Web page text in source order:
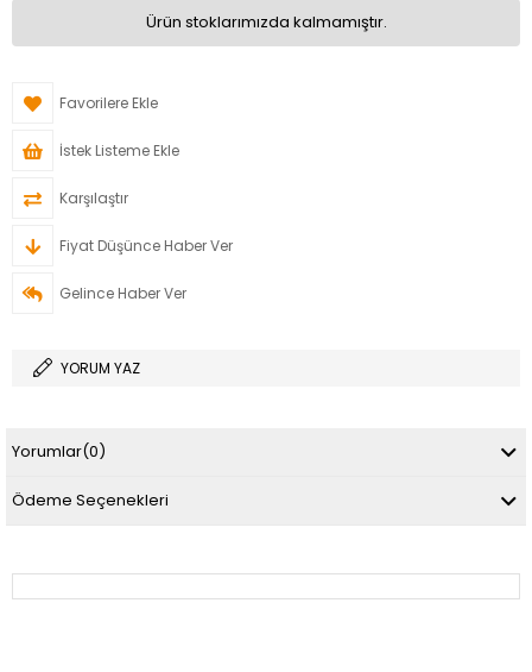
Ürün stoklarımızda kalmamıştır.
Favorilere Ekle
İstek Listeme Ekle
Karşılaştır
Fiyat Düşünce Haber Ver
Gelince Haber Ver
YORUM YAZ
Yorumlar(0)
Ödeme Seçenekleri